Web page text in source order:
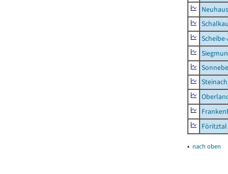
Föritztal
▴ nach oben